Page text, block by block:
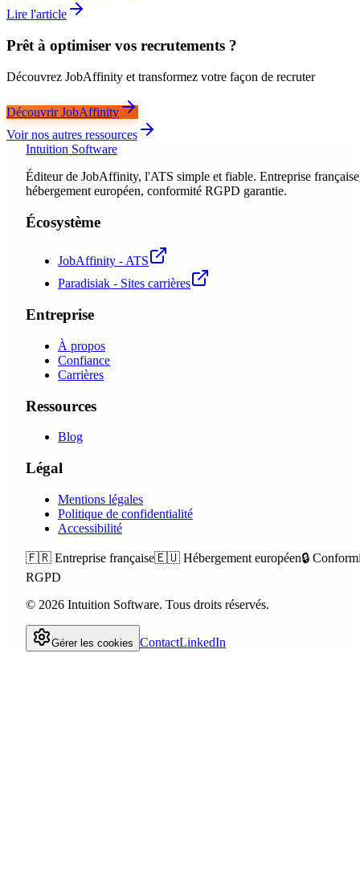
Lire l'article
Prêt à optimiser vos recrutements ?
Découvrez JobAffinity et transformez votre façon de recruter
Découvrir JobAffinity
Voir nos autres ressources
Intuition Software
Éditeur de JobAffinity, l'ATS simple et fiable. Entreprise
hébergement européen, conformité RGPD garantie.
Écosystème
JobAffinity - ATS
Paradisiak - Sites carrières
Entreprise
À propos
Confiance
Carrières
Ressources
Blog
Légal
Mentions légales
Politique de confidentialité
Accessibilité
🇫🇷 Entreprise française🇪🇺 Hébergement européen🔒
RGPD
© 2026 Intuition Software. Tous droits réservés.
Gérer les cookies ContactLinkedIn